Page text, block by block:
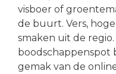
visboer of
de buurt. Vers,
smaken uit de
boodschappenspot
gemak van de